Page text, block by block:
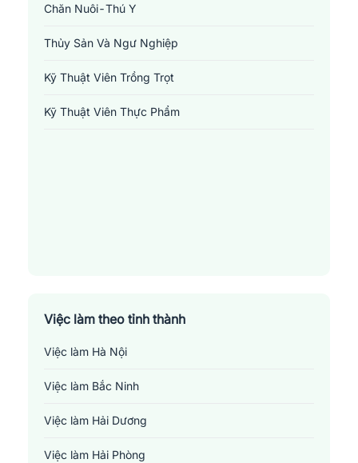
1.1. Nhìn nhận thị trường việc làm nông nghiệp hiện nay
Nông nghiệp là một trong những ngành chính và hiện đang cần
công nghệ mới trong nuôi trồng, sản xuất các sản phẩm nông
Chăn Nuôi-Thú Y
Thủy Sản Và Ngư Nghiệp
Kỹ Thuật Viên Trồng Trọt
Kỹ Thuật Viên Thực Phẩm
Việc làm theo tỉnh thành
Việc làm Hà Nội
Việc làm Bắc Ninh
Việc làm Hải Dương
Việc làm Hải Phòng